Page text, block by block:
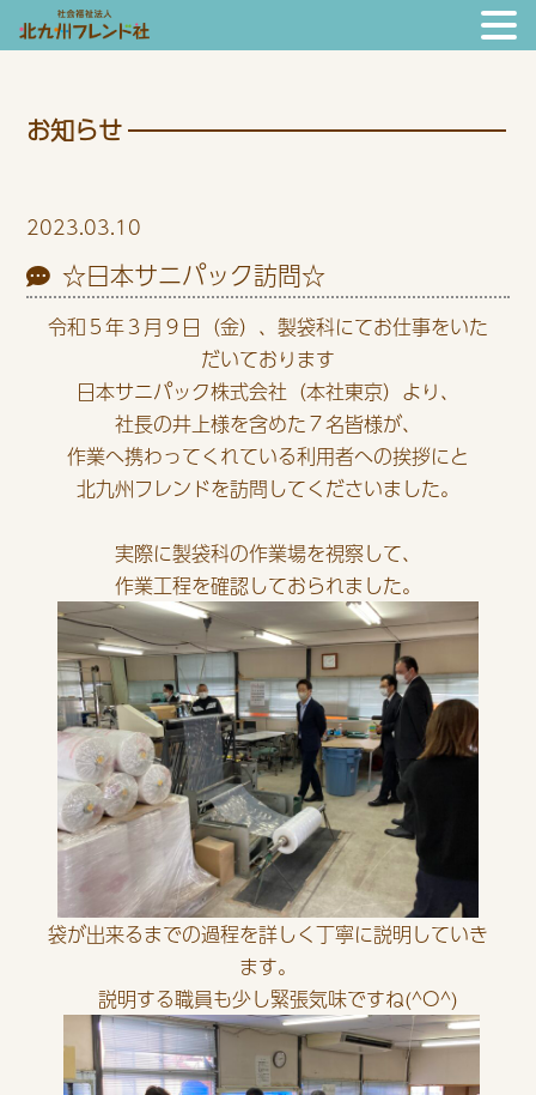
お知らせ
2023.03.10
☆日本サニパック訪問☆
令和５年３月９日（金）、製袋科にてお仕事をいた
だいております
日本サニパック株式会社（本社東京）より、
社長の井上様を含めた７名皆様が、
作業へ携わってくれている利用者への挨拶にと
北九州フレンドを訪問してくださいました。
実際に製袋科の作業場を視察して、
作業工程を確認しておられました。
袋が出来るまでの過程を詳しく丁寧に説明していき
ます。
説明する職員も少し緊張気味ですね(^O^)